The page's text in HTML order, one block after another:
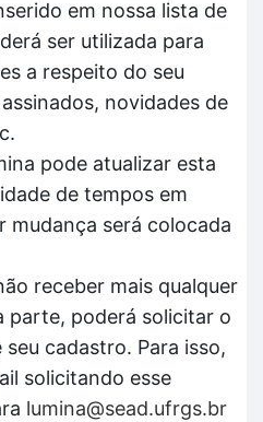
em nossa lista de
ser utilizada para
a respeito do seu
novidades de
pode atualizar esta
de tempos em
mudança será colocada
receber mais qualquer
parte, poderá solicitar o
cadastro. Para isso,
solicitando esse
lumina@sead.ufrgs.br